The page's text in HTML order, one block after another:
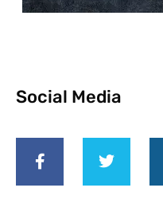
Social Media